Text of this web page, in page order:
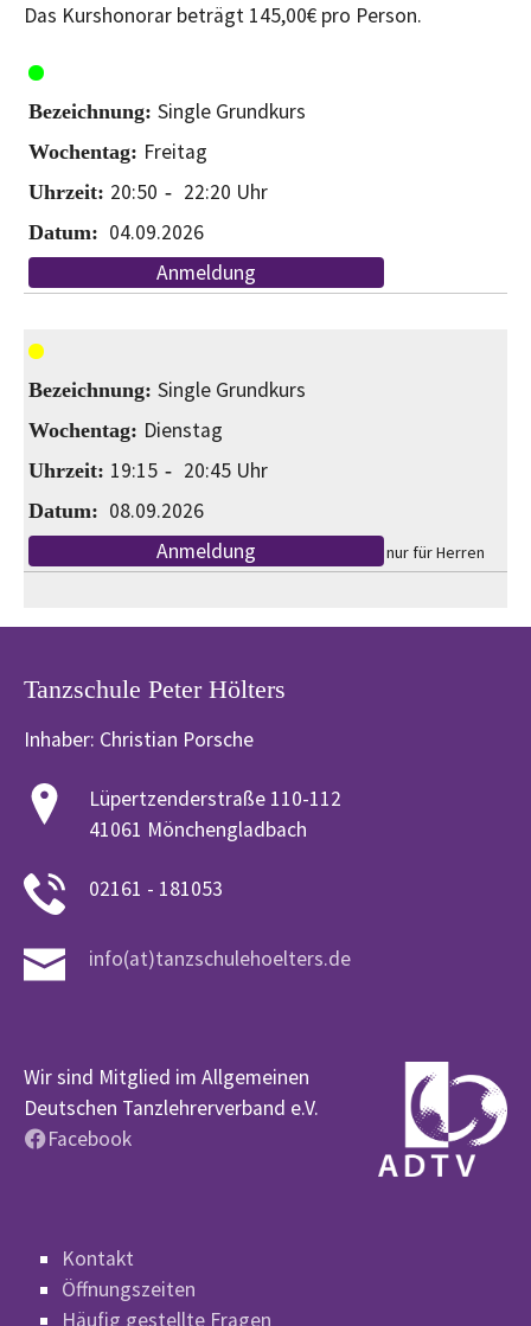
Das Kurshonorar beträgt 145,00€ pro Person.
Single Grundkurs
Freitag
20:50
22:20
04.09.2026
Anmeldung
Single Grundkurs
Dienstag
19:15
20:45
08.09.2026
Anmeldung
nur für Herren
Tanzschule Peter Hölters
Inhaber: Christian Porsche
Lüpertzenderstraße 110-112
41061 Mönchengladbach
02161 - 181053
info(at)tanzschulehoelters.de
Wir sind Mitglied im Allgemeinen
Deutschen Tanzlehrerverband e.V.
Facebook
Kontakt
Öffnungszeiten
Häufig gestellte Fragen